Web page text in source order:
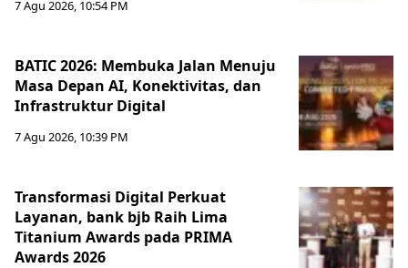
7 Agu 2026, 10:54 PM
BATIC 2026: Membuka Jalan Menuju
Masa Depan AI, Konektivitas, dan
Infrastruktur Digital
7 Agu 2026, 10:39 PM
Transformasi Digital Perkuat
Layanan, bank bjb Raih Lima
Titanium Awards pada PRIMA
Awards 2026